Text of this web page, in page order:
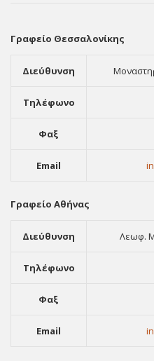
Γραφείο Θεσσαλονίκης
Διεύθυνση
Τηλέφωνο
Φαξ
Email
Γραφείο Αθήνας
Διεύθυνση Λεωφ.
Τηλέφωνο
Φαξ
Email